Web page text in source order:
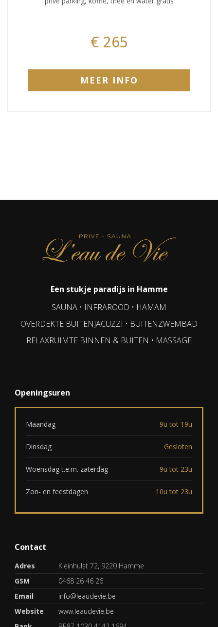
€ 265
MEER INFO
Een stukje paradijs in Hamme
SAUNA • INFRAROOD • HAMAM
OVERDEKTE BUITENJACUZZI • BUITENZWEMBAD
RELAXRUIMTE BINNEN & BUITEN • MASSAGE
Openingsuren
Maandag 9u tot 19u
Dinsdag Gesloten
Woensdag t.e.m. zaterdag 9u tot 23u
Zon- en feestdagen 10u tot 23u
Contact
Adres
Kleinhulst 72, 9220 Hamme
GSM
0468 26 46 26
Email
info@leaudevie.be
Website
www.leaudevie.be